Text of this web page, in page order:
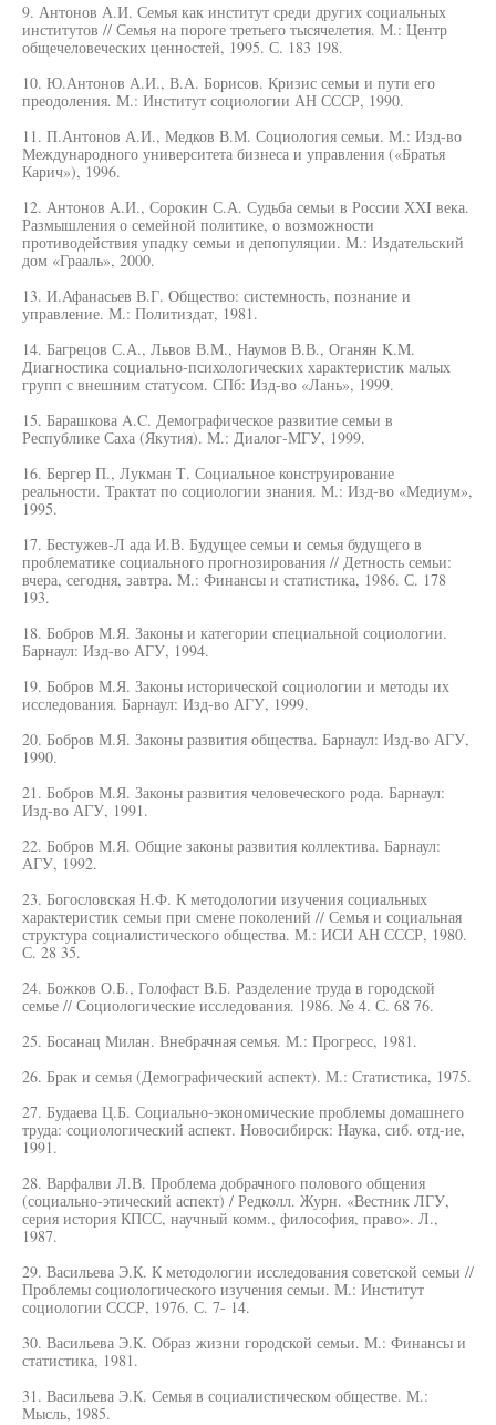
9. Антонов А.И. Семья как институт среди других социальных
институтов // Семья на пороге третьего тысячелетия. М.: Центр
общечеловеческих ценностей, 1995. С. 183 198.
10. Ю.Антонов А.И., В.А. Борисов. Кризис семьи и пути его
преодоления. М.: Институт социологии АН СССР, 1990.
11. П.Антонов А.И., Медков В.М. Социология семьи. М.: Изд-во
Международного университета бизнеса и управления («Братья
Карич»), 1996.
12. Антонов А.И., Сорокин С.А. Судьба семьи в России XXI века.
Размышления о семейной политике, о возможности
противодействия упадку семьи и депопуляции. М.: Издательский
дом «Грааль», 2000.
13. И.Афанасьев В.Г. Общество: системность, познание и
управление. М.: Политиздат, 1981.
14. Багрецов С.А., Львов В.М., Наумов В.В., Оганян K.M.
Диагностика социально-психологических характеристик малых
групп с внешним статусом. СПб: Изд-во «Лань», 1999.
15. Барашкова A.C. Демографическое развитие семьи в
Республике Саха (Якутия). М.: Диалог-МГУ, 1999.
16. Бергер П., Лукман Т. Социальное конструирование
реальности. Трактат по социологии знания. М.: Изд-во «Медиум»,
1995.
17. Бестужев-Л ада И.В. Будущее семьи и семья будущего в
проблематике социального прогнозирования // Детность семьи:
вчера, сегодня, завтра. М.: Финансы и статистика, 1986. С. 178
193.
18. Бобров М.Я. Законы и категории специальной социологии.
Барнаул: Изд-во АГУ, 1994.
19. Бобров М.Я. Законы исторической социологии и методы их
исследования. Барнаул: Изд-во АГУ, 1999.
20. Бобров М.Я. Законы развития общества. Барнаул: Изд-во АГУ,
1990.
21. Бобров М.Я. Законы развития человеческого рода. Барнаул:
Изд-во АГУ, 1991.
22. Бобров М.Я. Общие законы развития коллектива. Барнаул:
АГУ, 1992.
23. Богословская Н.Ф. К методологии изучения социальных
характеристик семьи при смене поколений // Семья и социальная
структура социалистического общества. М.: ИСИ АН СССР, 1980.
С. 28 35.
24. Божков О.Б., Голофаст В.Б. Разделение труда в городской
семье // Социологические исследования. 1986. № 4. С. 68 76.
25. Босанац Милан. Внебрачная семья. М.: Прогресс, 1981.
26. Брак и семья (Демографический аспект). М.: Статистика, 1975.
27. Будаева Ц.Б. Социально-экономические проблемы домашнего
труда: социологический аспект. Новосибирск: Наука, сиб. отд-ие,
1991.
28. Варфалви Л.В. Проблема добрачного полового общения
(социально-этический аспект) / Редколл. Журн. «Вестник ЛГУ,
серия история КПСС, научный комм., философия, право». Л.,
1987.
29. Васильева Э.К. К методологии исследования советской семьи //
Проблемы социологического изучения семьи. М.: Институт
социологии СССР, 1976. С. 7- 14.
30. Васильева Э.К. Образ жизни городской семьи. М.: Финансы и
статистика, 1981.
31. Васильева Э.К. Семья в социалистическом обществе. М.:
Мысль, 1985.